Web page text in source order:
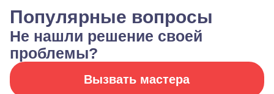
Популярные вопросы
Не нашли решение своей
проблемы?
Вызвать мастера